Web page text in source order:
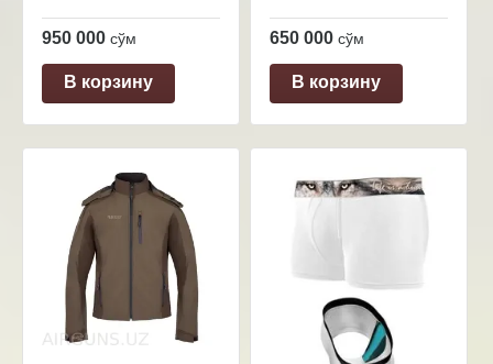
950 000 сўм
В корзину
650 000 сўм
В корзину